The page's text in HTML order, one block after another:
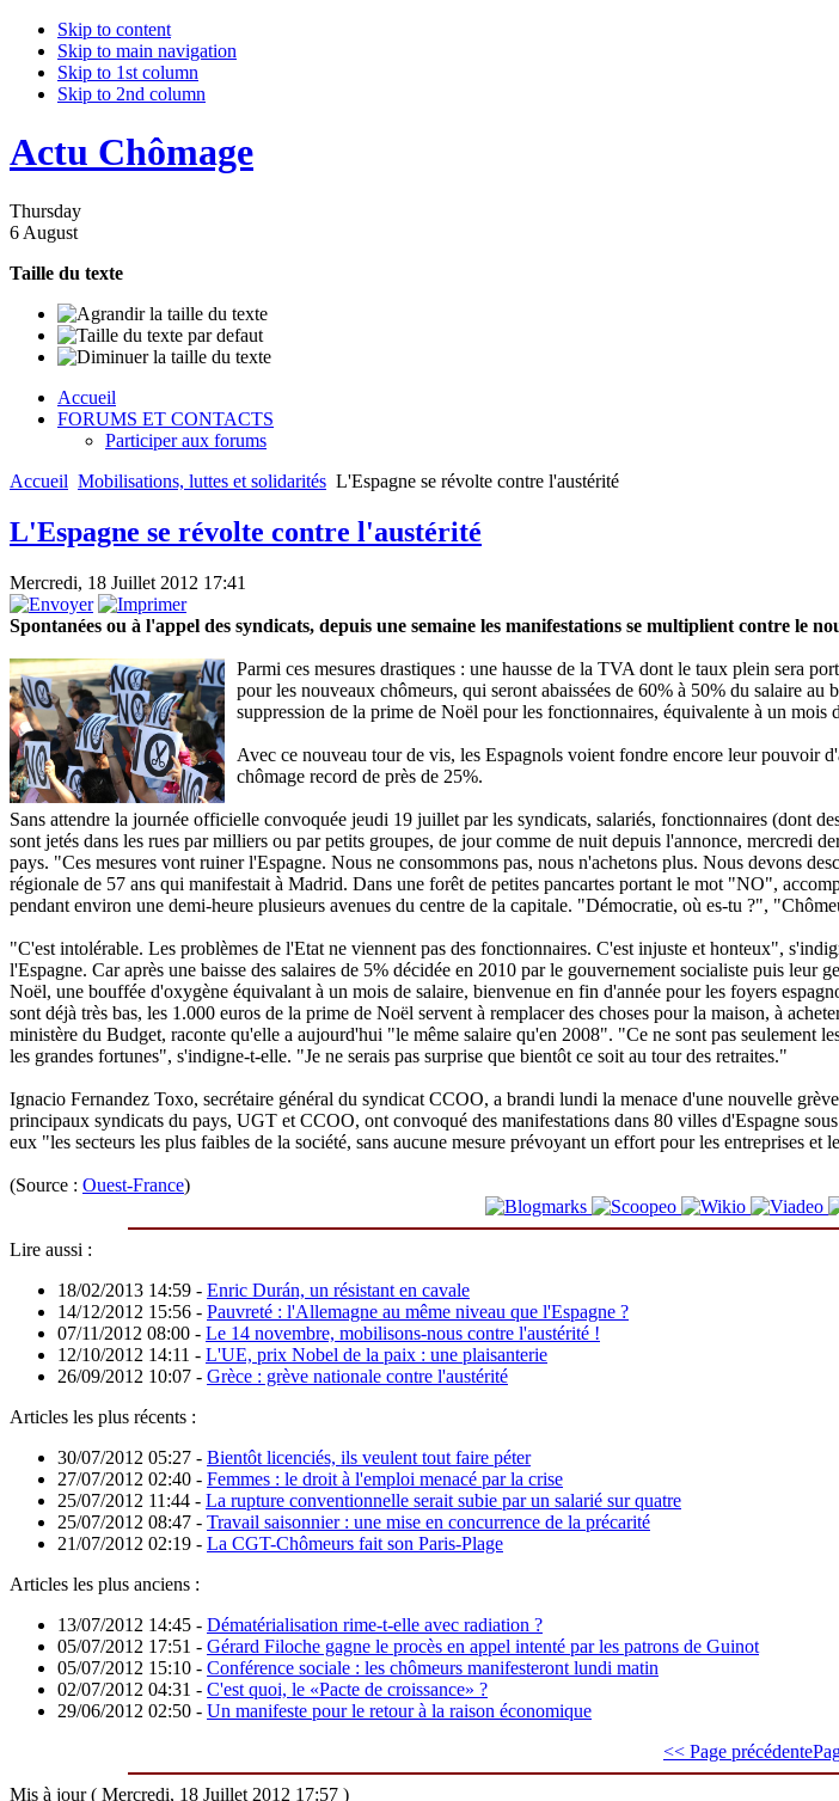
Skip to content
Skip to main navigation
Skip to 1st column
Skip to 2nd column
Actu Chômage
Thursday
6 August
Taille du texte
Accueil
FORUMS ET CONTACTS
Participer aux forums
Accueil Mobilisations, luttes et solidarités L'Espagne se révolte contre l'austérité
L'Espagne se révolte contre l'austérité
Mercredi, 18 Juillet 2012 17:41
Spontanées ou à l'appel des syndicats, depuis une semaine les manifestations se multiplient contre
Parmi ces mesures drastiques : une hausse de la TVA dont le taux plein sera
pour les nouveaux chômeurs, qui seront abaissées de 60% à 50% du salaire au
suppression de la prime de Noël pour les fonctionnaires, équivalente à un mois
Avec ce nouveau tour de vis, les Espagnols voient fondre encore leur pouvoir
chômage record de près de 25%.
Sans attendre la journée officielle convoquée jeudi 19 juillet par les syndicats, salariés, fonctionnaires (dont
sont jetés dans les rues par milliers ou par petits groupes, de jour comme de nuit depuis l'annonce, mercredi
pays. "Ces mesures vont ruiner l'Espagne. Nous ne consommons pas, nous n'achetons plus. Nous devons
régionale de 57 ans qui manifestait à Madrid. Dans une forêt de petites pancartes portant le mot "NO",
pendant environ une demi-heure plusieurs avenues du centre de la capitale. "Démocratie, où es-tu ?",
"C'est intolérable. Les problèmes de l'Etat ne viennent pas des fonctionnaires. C'est injuste et honteux",
l'Espagne. Car après une baisse des salaires de 5% décidée en 2010 par le gouvernement socialiste puis
Noël, une bouffée d'oxygène équivalant à un mois de salaire, bienvenue en fin d'année pour les foyers
sont déjà très bas, les 1.000 euros de la prime de Noël servent à remplacer des choses pour la maison, à
ministère du Budget, raconte qu'elle a aujourd'hui "le même salaire qu'en 2008". "Ce ne sont pas seulement
les grandes fortunes", s'indigne-t-elle. "Je ne serais pas surprise que bientôt ce soit au tour des retraites."
Ignacio Fernandez Toxo, secrétaire général du syndicat CCOO, a brandi lundi la menace d'une nouvelle
principaux syndicats du pays, UGT et CCOO, ont convoqué des manifestations dans 80 villes d'Espagne
eux "les secteurs les plus faibles de la société, sans aucune mesure prévoyant un effort pour les entreprises et
(Source : Ouest-France)
Lire aussi :
18/02/2013 14:59 - Enric Durán, un résistant en cavale
14/12/2012 15:56 - Pauvreté : l'Allemagne au même niveau que l'Espagne ?
07/11/2012 08:00 - Le 14 novembre, mobilisons-nous contre l'austérité !
12/10/2012 14:11 - L'UE, prix Nobel de la paix : une plaisanterie
26/09/2012 10:07 - Grèce : grève nationale contre l'austérité
Articles les plus récents :
30/07/2012 05:27 - Bientôt licenciés, ils veulent tout faire péter
27/07/2012 02:40 - Femmes : le droit à l'emploi menacé par la crise
25/07/2012 11:44 - La rupture conventionnelle serait subie par un salarié sur quatre
25/07/2012 08:47 - Travail saisonnier : une mise en concurrence de la précarité
21/07/2012 02:19 - La CGT-Chômeurs fait son Paris-Plage
Articles les plus anciens :
13/07/2012 14:45 - Dématérialisation rime-t-elle avec radiation ?
05/07/2012 17:51 - Gérard Filoche gagne le procès en appel intenté par les patrons de Guinot
05/07/2012 15:10 - Conférence sociale : les chômeurs manifesteront lundi matin
02/07/2012 04:31 - C'est quoi, le «Pacte de croissance» ?
29/06/2012 02:50 - Un manifeste pour le retour à la raison économique
<< Page précédente
Mis à jour ( Mercredi, 18 Juillet 2012 17:57 )